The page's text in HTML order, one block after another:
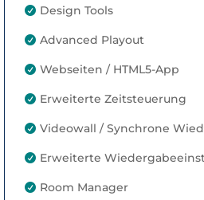
 Design Tools
 Advanced Playout
 Webseiten / HTML5-App
 Erweiterte Zeitsteuerung
 Videowall / Synchrone
 Erweiterte
 Room Manager